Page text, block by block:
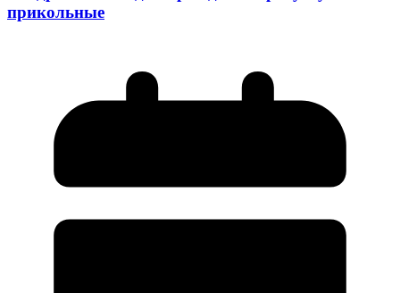
прикольные